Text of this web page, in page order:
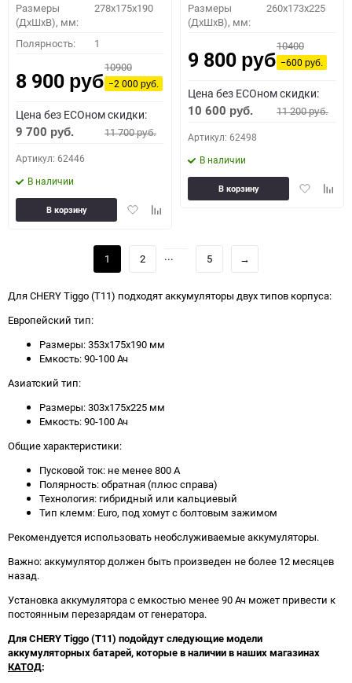
Размеры
(ДхШхВ), мм:
278x175x190
Полярность: 1
8 900 руб.
10900
−2 000руб.
Цена без ECOном скидки:
9 700 руб. 11 700руб.
Артикул: 62446
В наличии
ДобавитьДобавить
В корзину
Размеры
(ДхШхВ), мм:
260x173x225
9 800 руб.
10400
−600руб.
Цена без ECOном скидки:
10 600 руб. 11 200руб.
Артикул: 62498
В наличии
Добавить
В корзину
1 2 ... 5 →
Для CHERY Tiggo (T11) подходят аккумуляторы двух типов корпуса:
Европейский тип:
Размеры: 353х175х190 мм
Емкость: 90-100 Ач
Азиатский тип:
Размеры: 303х175х225 мм
Емкость: 90-100 Ач
Общие характеристики:
Пусковой ток: не менее 800 А
Полярность: обратная (плюс справа)
Технология: гибридный или кальциевый
Тип клемм: Euro, под хомут с болтовым зажимом
Рекомендуется использовать необслуживаемые аккумуляторы.
Важно: аккумулятор должен быть произведен не более 12 месяцев
назад.
Установка аккумулятора с емкостью менее 90 Ач может привести к
постоянным перезарядам от генератора.
Для CHERY Tiggo (T11) подойдут следующие модели
аккумуляторных батарей, которые в наличии в наших магазинах
КАТОД: